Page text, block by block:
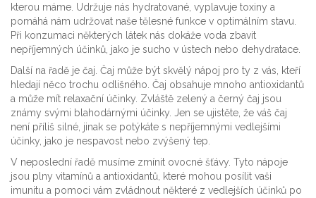
kterou máme. Udržuje nás hydratované, vyplavuje toxiny a
pomáhá nám udržovat naše tělesné funkce v optimálním stavu.
Při konzumaci některých látek nás dokáže voda zbavit
nepříjemných účinků, jako je sucho v ústech nebo dehydratace.
Další na řadě je čaj. Čaj může být skvělý nápoj pro ty z vás, kteří
hledají něco trochu odlišného. Čaj obsahuje mnoho antioxidantů
a může mít relaxační účinky. Zvláště zelený a černý čaj jsou
známy svými blahodárnými účinky. Jen se ujistěte, že váš čaj
není příliš silné, jinak se potýkáte s nepříjemnými vedlejšími
účinky, jako je nespavost nebo zvýšený tep.
V neposlední řadě musíme zmínit ovocné šťávy. Tyto nápoje
jsou plny vitamínů a antioxidantů, které mohou posílit vaši
imunitu a pomoci vám zvládnout některé z vedlejších účinků po